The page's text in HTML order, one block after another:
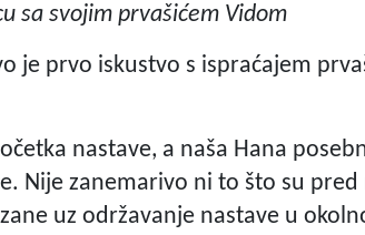
sa svojim prvašićem Vidom
je prvo iskustvo s ispraćajem
nastave, a naša Hana
Nije zanemarivo ni to što su pred
uz održavanje nastave u